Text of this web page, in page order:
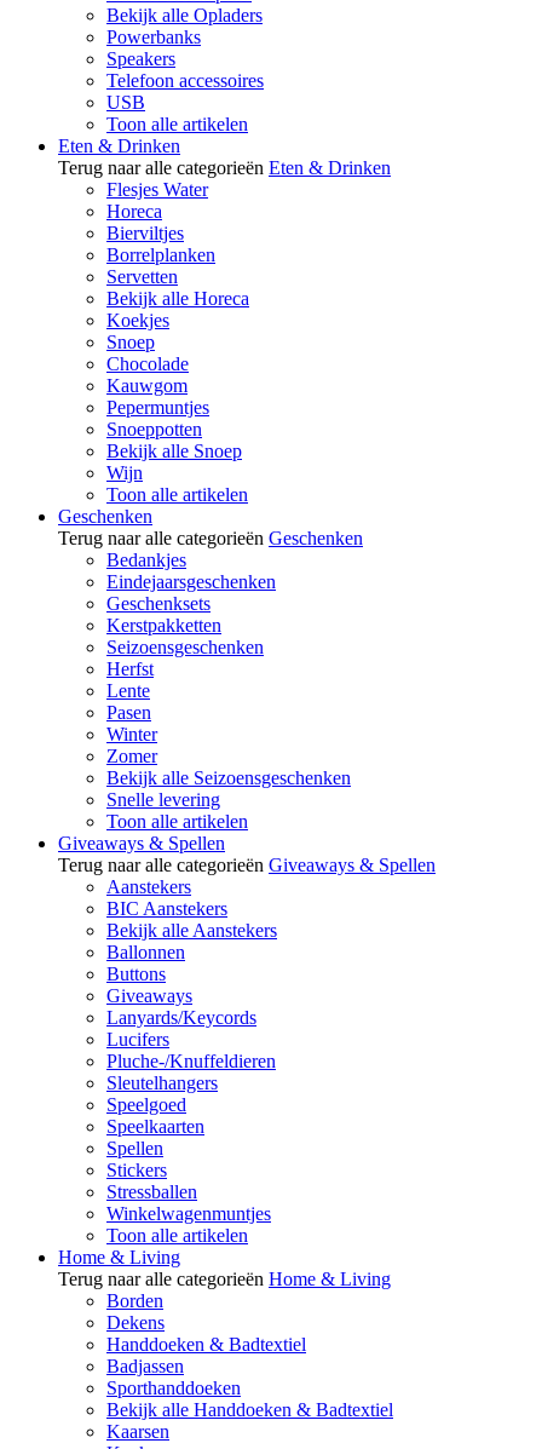
Bekijk alle Opladers
Powerbanks
Speakers
Telefoon accessoires
USB
Toon alle artikelen
Eten & Drinken
Terug naar alle categorieën Eten & Drinken
Flesjes Water
Horeca
Bierviltjes
Borrelplanken
Servetten
Bekijk alle Horeca
Koekjes
Snoep
Chocolade
Kauwgom
Pepermuntjes
Snoeppotten
Bekijk alle Snoep
Wijn
Toon alle artikelen
Geschenken
Terug naar alle categorieën Geschenken
Bedankjes
Eindejaarsgeschenken
Geschenksets
Kerstpakketten
Seizoensgeschenken
Herfst
Lente
Pasen
Winter
Zomer
Bekijk alle Seizoensgeschenken
Snelle levering
Toon alle artikelen
Giveaways & Spellen
Terug naar alle categorieën Giveaways & Spellen
Aanstekers
BIC Aanstekers
Bekijk alle Aanstekers
Ballonnen
Buttons
Giveaways
Lanyards/Keycords
Lucifers
Pluche-/Knuffeldieren
Sleutelhangers
Speelgoed
Speelkaarten
Spellen
Stickers
Stressballen
Winkelwagenmuntjes
Toon alle artikelen
Home & Living
Terug naar alle categorieën Home & Living
Borden
Dekens
Handdoeken & Badtextiel
Badjassen
Sporthanddoeken
Bekijk alle Handdoeken & Badtextiel
Kaarsen